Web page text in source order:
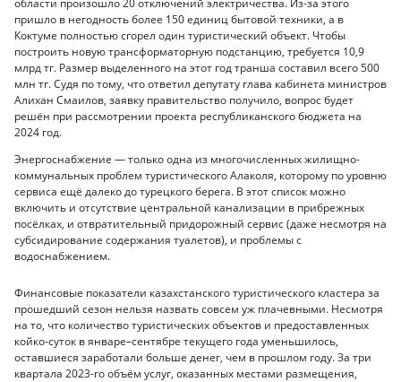
области произошло 20 отключений электричества. Из-за этого
пришло в негодность более 150 единиц бытовой техники, а в
Коктуме полностью сгорел один туристический объект. Чтобы
построить новую трансформаторную подстанцию, требуется 10,9
млрд тг. Размер выделенного на этот год транша составил всего 500
млн тг. Судя по тому, что ответил депутату глава кабинета министров
Алихан Смаилов, заявку правительство получило, вопрос будет
решён при рассмотрении проекта республиканского бюджета на
2024 год.
Энергоснабжение — только одна из многочисленных жилищно-
коммунальных проблем туристического Алаколя, которому по уровню
сервиса ещё далеко до турецкого берега. В этот список можно
включить и отсутствие центральной канализации в прибрежных
посёлках, и отвратительный придорожный сервис (даже несмотря на
субсидирование содержания туалетов), и проблемы с
водоснабжением.
Финансовые показатели казахстанского туристического кластера за
прошедший сезон нельзя назвать совсем уж плачевными. Несмотря
на то, что количество туристических объектов и предоставленных
койко-суток в январе–сентябре текущего года уменьшилось,
оставшиеся заработали больше денег, чем в прошлом году. За три
квартала 2023-го объём услуг, оказанных местами размещения,